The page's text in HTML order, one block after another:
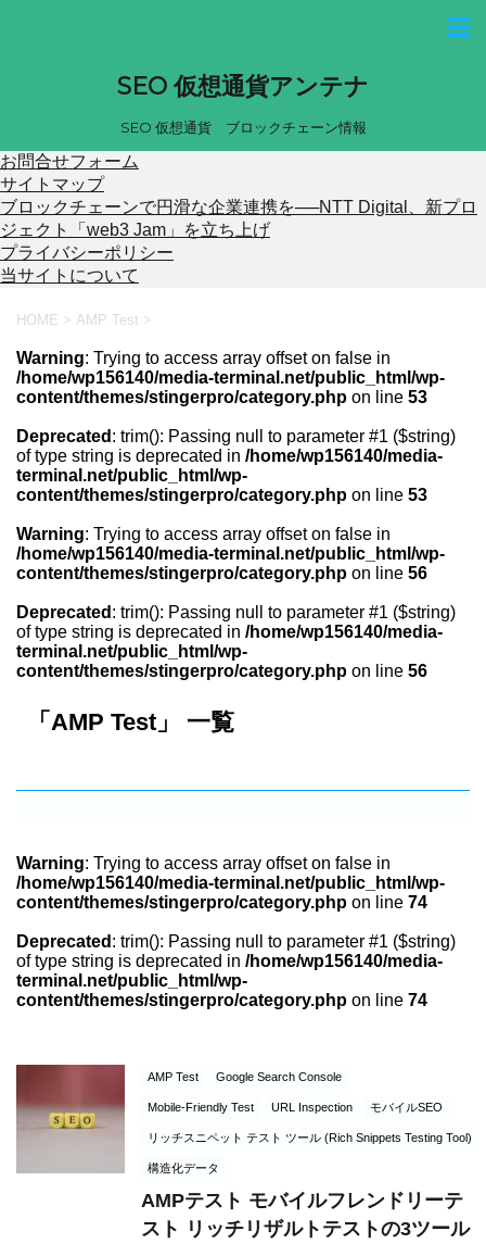
SEO 仮想通貨アンテナ
SEO 仮想通貨 ブロックチェーン情報
お問合せフォーム
サイトマップ
ブロックチェーンで円滑な企業連携を──NTT Digital、新プロ
ジェクト「web3 Jam」を立ち上げ
プライバシーポリシー
当サイトについて
HOME > AMP Test >
Warning: Trying to access array offset on false in
/home/wp156140/media-terminal.net/public_html/wp-
content/themes/stingerpro/category.php on line 53
Deprecated : trim(): Passing null to parameter #1 ($string)
of type string is deprecated in /home/wp156140/media-
terminal.net/public_html/wp-
content/themes/stingerpro/category.php on line 53
Warning: Trying to access array offset on false in
/home/wp156140/media-terminal.net/public_html/wp-
content/themes/stingerpro/category.php on line 56
Deprecated : trim(): Passing null to parameter #1 ($string)
of type string is deprecated in /home/wp156140/media-
terminal.net/public_html/wp-
content/themes/stingerpro/category.php on line 56
「AMP Test」 一覧
Warning: Trying to access array offset on false in
/home/wp156140/media-terminal.net/public_html/wp-
content/themes/stingerpro/category.php on line 74
Deprecated : trim(): Passing null to parameter #1 ($string)
of type string is deprecated in /home/wp156140/media-
terminal.net/public_html/wp-
content/themes/stingerpro/category.php on line 74
AMP Test Google Search Console
Mobile-Friendly Test URL Inspection モバイルSEO
リッチスニペット テスト ツール (Rich Snippets Testing Tool)
構造化データ
AMPテスト モバイルフレンドリーテ
スト リッチリザルトテストの3ツール